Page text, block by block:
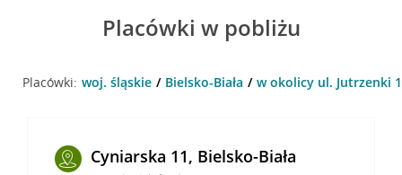
Placówki w pobliżu
Placówki: woj. śląskie Bielsko-Biała w okolicy ul. Jutrzenki
Cyniarska 11, Bielsko-Biała